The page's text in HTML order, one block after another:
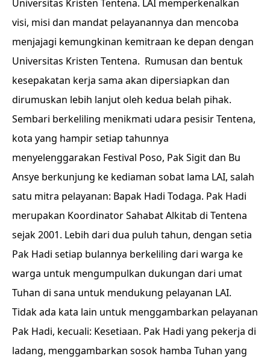
Universitas Kristen Tentena. LAI memperkenalkan
visi, misi dan mandat pelayanannya dan mencoba
menjajagi kemungkinan kemitraan ke depan dengan
Universitas Kristen Tentena. Rumusan dan bentuk
kesepakatan kerja sama akan dipersiapkan dan
dirumuskan lebih lanjut oleh kedua belah pihak.
Sembari berkeliling menikmati udara pesisir Tentena,
kota yang hampir setiap tahunnya
menyelenggarakan Festival Poso, Pak Sigit dan Bu
Ansye berkunjung ke kediaman sobat lama LAI, salah
satu mitra pelayanan: Bapak Hadi Todaga. Pak Hadi
merupakan Koordinator Sahabat Alkitab di Tentena
sejak 2001. Lebih dari dua puluh tahun, dengan setia
Pak Hadi setiap bulannya berkeliling dari warga ke
warga untuk mengumpulkan dukungan dari umat
Tuhan di sana untuk mendukung pelayanan LAI.
Tidak ada kata lain untuk menggambarkan pelayanan
Pak Hadi, kecuali: Kesetiaan. Pak Hadi yang pekerja di
ladang, menggambarkan sosok hamba Tuhan yang